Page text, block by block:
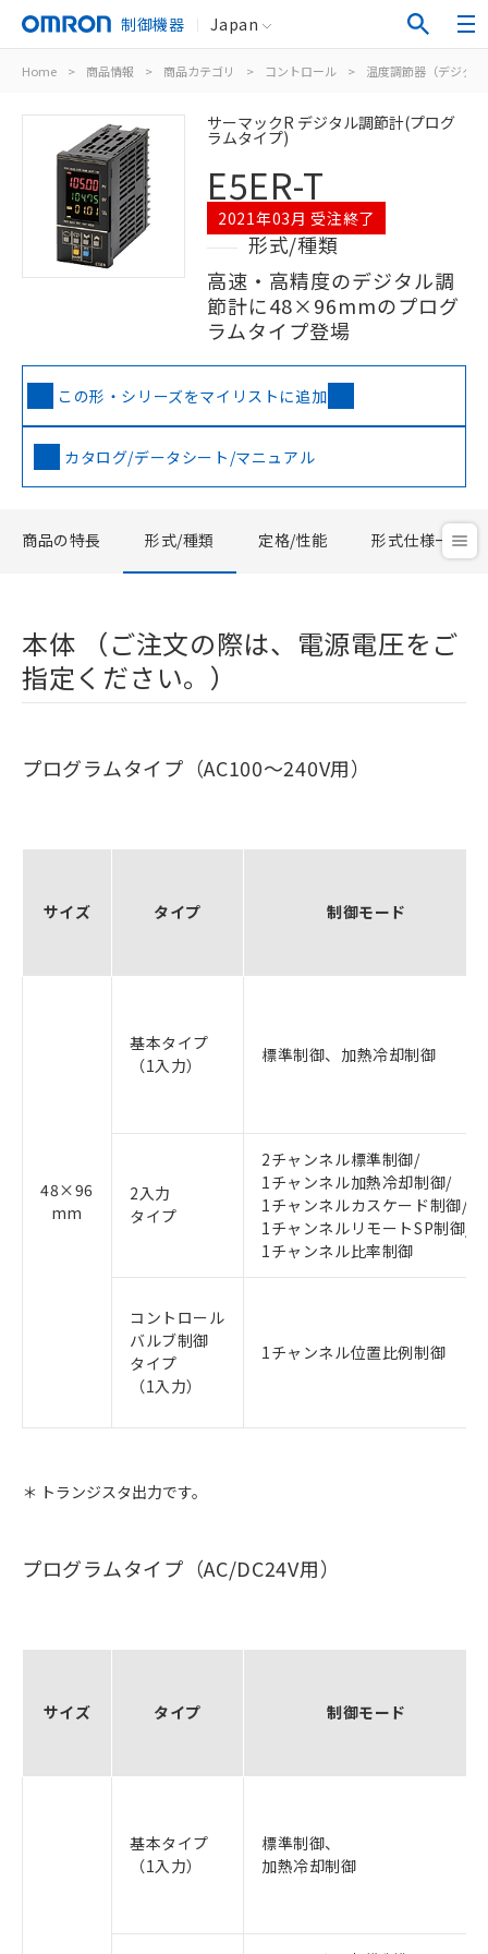
制御機器 Japan
Home > 商品情報 > 商品カテゴリ > コントロール > 温度調節器（デジタ
サーマックR デジタル調節計(プログ
ラムタイプ)
E5ER-T
2021年03月 受注終了
形式/種類
高速・高精度のデジタル調
節計に48×96mmのプログ
ラムタイプ登場
この形・シリーズをマイリストに追加
カタログ/データシート/マニュアル
商品の特長 形式/種類 定格/性能 形式仕様一覧
本体 （ご注文の際は、電源電圧をご
指定ください。）
プログラムタイプ（AC100～240V用）
サイズ タイプ 制御モード
48×96
mm
基本タイプ
（1入力）
標準制御、加熱冷却制御
2入力
タイプ
2チャンネル標準制御/
1チャンネル加熱冷却制御/
1チャンネルカスケード制御/
1チャンネルリモートSP制御/
1チャンネル比率制御
コントロール
バルブ制御
タイプ
（1入力）
1チャンネル位置比例制御
＊ トランジスタ出力です。
プログラムタイプ（AC/DC24V用）
サイズ タイプ 制御モード
基本タイプ
（1入力）
標準制御、
加熱冷却制御